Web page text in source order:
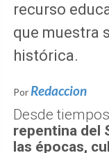
recurso
que muestra
histórica.
Por Redaccion
Desde
repentina del
las épocas,